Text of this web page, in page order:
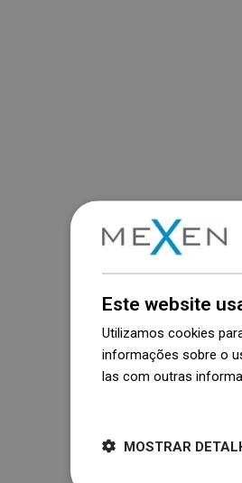
Este website
Utilizamos cookies
informações sobre o
las com outras
MOSTRAR